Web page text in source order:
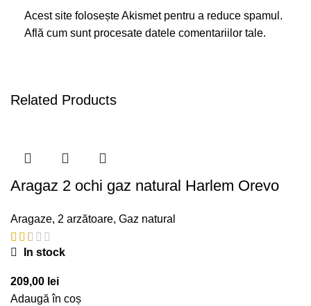
Acest site folosește Akismet pentru a reduce spamul.
Află cum sunt procesate datele comentariilor tale.
Related Products
Aragaz 2 ochi gaz natural Harlem Orevo
Aragaze, 2 arzătoare, Gaz natural
In stock
209,00 lei
Adaugă în coș